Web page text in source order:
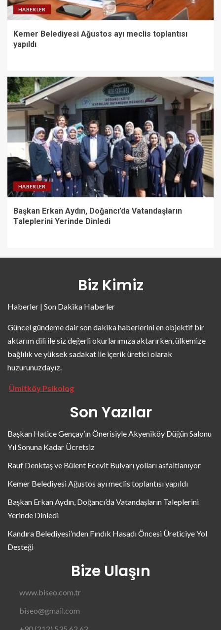
HABERLER
Kemer Belediyesi Ağustos ayı meclis toplantısı
yapıldı
HABERLER
Başkan Erkan Aydın, Doğancı’da Vatandaşların
Taleplerini Yerinde Dinledi
Biz Kimiz
Haberler | Son Dakika Haberler
Güncel gündeme dair son dakika haberlerini en objektif bir
aktarım dili ile siz değerli okurlarımıza aktarırken, ülkemize
bağlılık ve yüksek sadakat ile içerik üretici olarak
huzurunuzdayız.
Ümitköy Psikolog
Son Yazılar
Başkan Hatice Gençay’ın Önerisiyle Akyeniköy Düğün Salonu
Yıl Sonuna Kadar Ücretsiz
Rauf Denktaş ve Bülent Ecevit Bulvarı yolları asfaltlanıyor
Kemer Belediyesi Ağustos ayı meclis toplantısı yapıldı
Başkan Erkan Aydın, Doğancı’da Vatandaşların Taleplerini
Yerinde Dinledi
Kandıra Belediyesi’nden Fındık Hasadı Öncesi Üreticiye Yol
Desteği
Bize Ulaşın
www.biseo.com.tr
biseo@gmail.com